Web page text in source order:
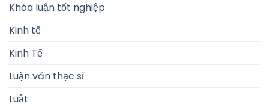
Khóa luận tốt nghiệp
Kinh tế
Kinh Tế
Luận văn thạc sĩ
Luật